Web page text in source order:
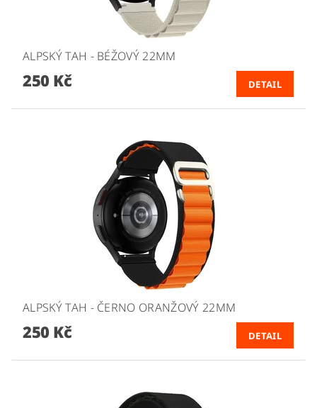
ALPSKÝ TAH - BÉŽOVÝ 22MM
250 Kč DETAIL
ALPSKÝ TAH - ČERNO ORANŽOVÝ 22MM
250 Kč DETAIL